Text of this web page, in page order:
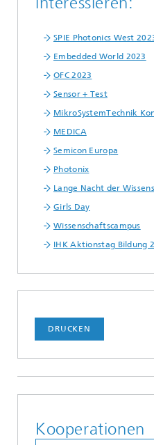
SPIE Photonics West
Embedded World 2023
OFC 2023
Sensor + Test
MikroSystemTechnik
MEDICA
Semicon Europa
Photonix
Lange Nacht der
Girls Day
Wissenschaftscampus
IHK Aktionstag Bildung
DRUCKEN
Kooperationen